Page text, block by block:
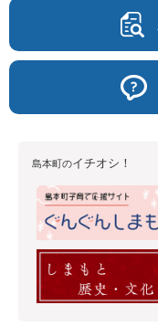
島本町のイチオシ！